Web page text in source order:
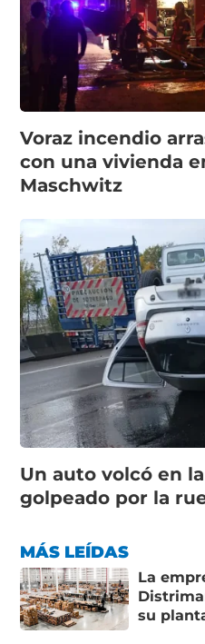
Voraz incendio
con una vivienda
Maschwitz
Un auto volcó en
golpeado por la
MÁS LEÍDAS
La
su